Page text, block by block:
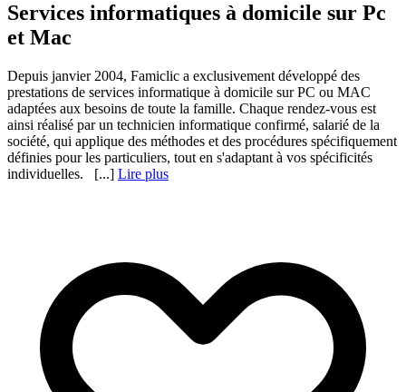
Services informatiques à domicile sur Pc
et Mac
Depuis janvier 2004, Famiclic a exclusivement développé des
prestations de services informatique à domicile sur PC ou MAC
adaptées aux besoins de toute la famille. Chaque rendez-vous est
ainsi réalisé par un technicien informatique confirmé, salarié de la
société, qui applique des méthodes et des procédures spécifiquement
définies pour les particuliers, tout en s'adaptant à vos spécificités
individuelles. [...] Lire plus